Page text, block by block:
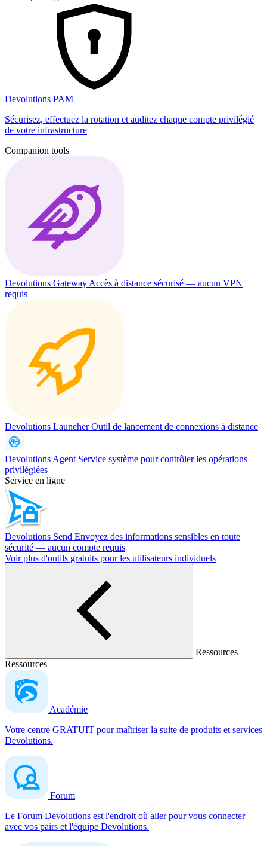
Devolutions PAM
Sécurisez, effectuez la rotation et auditez chaque compte privilégié
de votre infrastructure
Companion tools
Devolutions Gateway Accès à distance sécurisé — aucun VPN
requis
Devolutions LauncherOutil de lancement de connexions à distance
Devolutions Agent Service système pour contrôler les opérations
privilégiées
Service en ligne
Devolutions Send Envoyez des informations sensibles en toute
sécurité — aucun compte requis
Voir plus d'outils gratuits pour les utilisateurs individuels
Ressources
Ressources
Académie
Votre centre GRATUIT pour maîtriser la suite de produits et services
Devolutions.
Forum
Le Forum Devolutions est l'endroit où aller pour vous connecter
avec vos pairs et l'équipe Devolutions.